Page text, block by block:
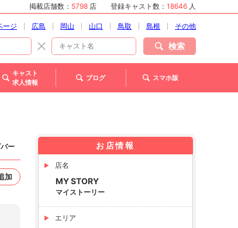
掲載店舗数： 5798 店 登録キャスト数： 18646 人
ージ 広島 岡山 山口 鳥取 島根 その他
検索
キャスト
求人情報
ブログ スマホ版
ー
加
お店情報
店名
MY STORY
マイストーリー
エリア